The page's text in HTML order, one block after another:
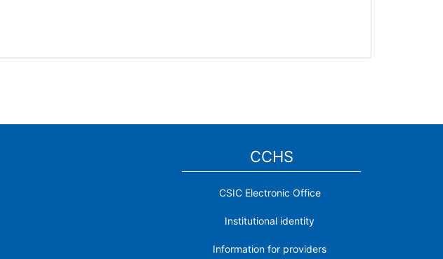
CCHS
CSIC Electronic Office
Institutional identity
Information for providers